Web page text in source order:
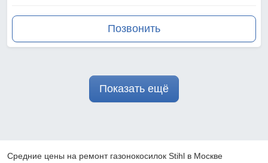
Позвонить
Показать ещё
Средние цены на ремонт газонокосилок Stihl в Москве